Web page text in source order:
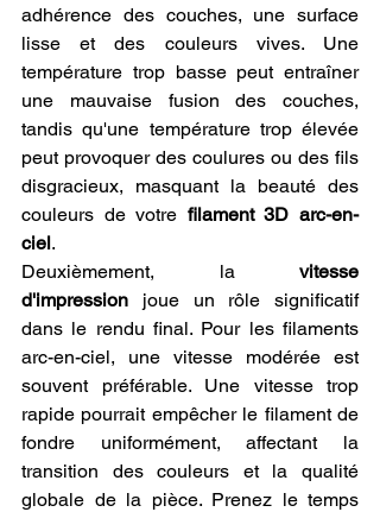
adhérence des couches, une surface
lisse et des couleurs vives. Une
température trop basse peut entraîner
une mauvaise fusion des couches,
tandis qu'une température trop élevée
peut provoquer des coulures ou des fils
disgracieux, masquant la beauté des
couleurs de votre filament 3D arc-en-
ciel.
Deuxièmement, la vitesse
d'impression joue un rôle significatif
dans le rendu final. Pour les filaments
arc-en-ciel, une vitesse modérée est
souvent préférable. Une vitesse trop
rapide pourrait empêcher le filament de
fondre uniformément, affectant la
transition des couleurs et la qualité
globale de la pièce. Prenez le temps